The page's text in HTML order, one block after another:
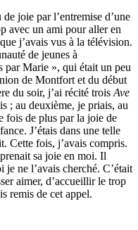
joie par l’entremise d’une
avec un ami pour aller en
que j’avais vus à la télévision.
de jeunes à
par Marie », qui était un peu
de Montfort et du début
du soir, j’ai récité troisAve
; au deuxième, je priais, au
fois de plus par la joie de
J’étais dans une telle
Cette fois, j’avais compris.
sa joie en moi. Il
je ne l’avais cherché. C’était
aimer, d’accueillir le trop
remis de cet appel.